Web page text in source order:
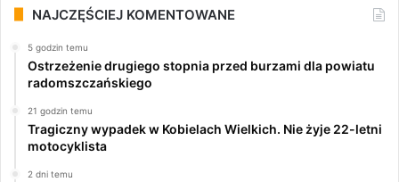
NAJCZĘŚCIEJ KOMENTOWANE
5 godzin temu
Ostrzeżenie drugiego stopnia przed burzami dla powiatu
radomszczańskiego
21 godzin temu
Tragiczny wypadek w Kobielach Wielkich. Nie żyje 22-letni
motocyklista
2 dni temu